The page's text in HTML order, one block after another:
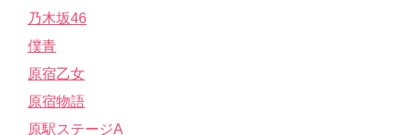
乃木坂46
僕青
原宿乙女
原宿物語
原駅ステージA